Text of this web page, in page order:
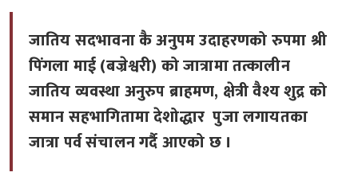
जातिय सदभावना कै अनुपम उदाहरणको रुपमा श्री
पिंगला माई (बज्रेश्वरी) को जात्रामा तत्कालीन
जातिय व्यवस्था अनुरुप ब्राहमण, क्षेत्री वैश्य शुद्र को
समान सहभागितामा देशोद्धार पुजा लगायतका
जात्रा पर्व संचालन गर्दै आएको छ ।